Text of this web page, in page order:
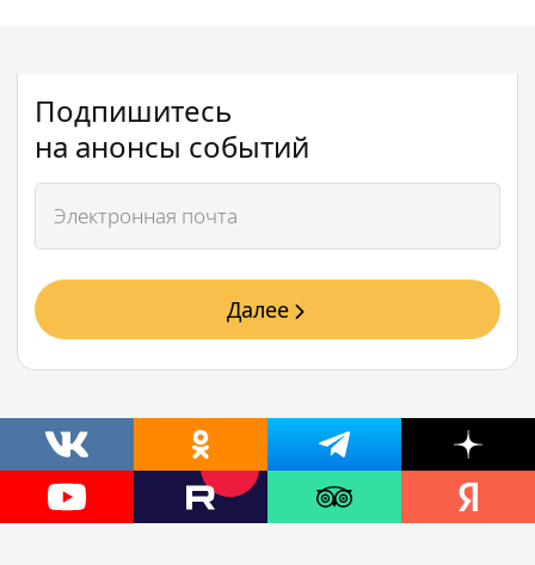
Подпишитесь
на анонсы событий
Далее